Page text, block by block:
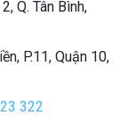
Q. Tân Bình,
P.11, Quận 10,
322